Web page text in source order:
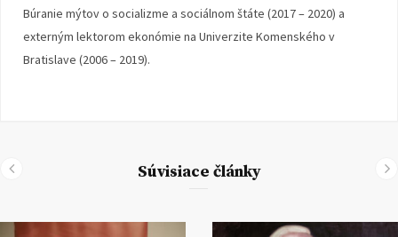
Búranie mýtov o socializme a sociálnom štáte (2017 – 2020) a
externým lektorom ekonómie na Univerzite Komenského v
Bratislave (2006 – 2019).
Súvisiace články